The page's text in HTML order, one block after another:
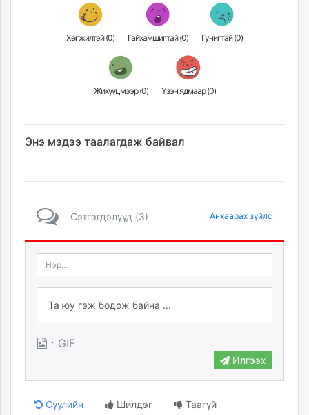
Хөгжилтэй (0) Гайхамшигтай (0) Гунигтай (0)
Жихүүцмээр (0) Үзэн ядмаар (0)
Энэ мэдээ таалагдаж байвал
Сэтгэгдэлүүд (3) Анхаарах зүйлс
· GIF
Илгээх
Сүүлийн Шилдэг Таагүй